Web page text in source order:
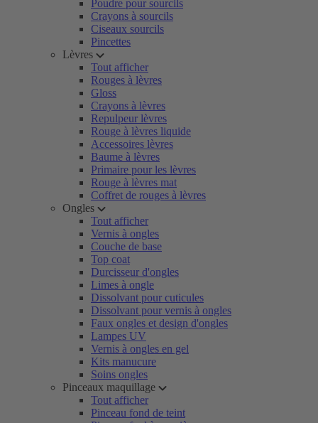
Poudre pour sourcils
Crayons à sourcils
Ciseaux sourcils
Pincettes
Lèvres
Tout afficher
Rouges à lèvres
Gloss
Crayons à lèvres
Repulpeur lèvres
Rouge à lèvres liquide
Accessoires lèvres
Baume à lèvres
Primaire pour les lèvres
Rouge à lèvres mat
Coffret de rouges à lèvres
Ongles
Tout afficher
Vernis à ongles
Couche de base
Top coat
Durcisseur d'ongles
Limes à ongle
Dissolvant pour cuticules
Dissolvant pour vernis à ongles
Faux ongles et design d'ongles
Lampes UV
Vernis à ongles en gel
Kits manucure
Soins ongles
Pinceaux maquillage
Tout afficher
Pinceau fond de teint